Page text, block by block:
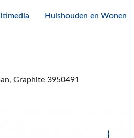
Huishouden en Wonen
Graphite 3950491